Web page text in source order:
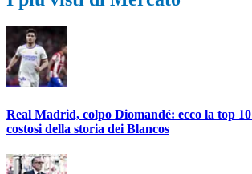
Real Madrid, colpo Diomandé: ecco la top
costosi della storia dei Blancos